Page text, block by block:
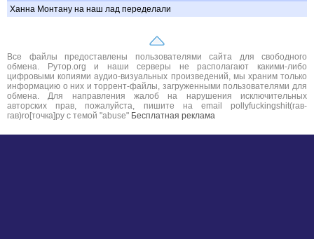
Ханна Монтану на наш лад переделали
Все файлы предоставлены пользователями сайта для свободного
обмена. Рутор.org и наши серверы не располагают какими-либо
цифровыми копиями аудио-визуальных произведений, мы храним только
информацию о них и торрент-файлы, загруженными пользователями для
обмена. Для направления жалоб на нарушения исключительных
авторских прав, пожалуйста, пишите на email pollyfuckingshit(гав-
гав)ro[точка]ру с темой "abuse" Бесплатная реклама